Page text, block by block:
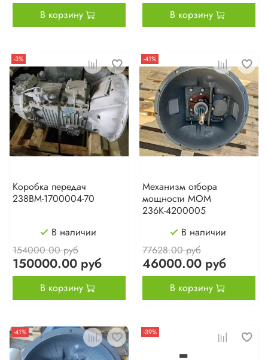
В корзину В корзину
-3%
Коробка передач
238ВМ-1700004-70
В наличии
154000.00 руб
150000.00 руб
В корзину
-41%
Механизм отбора
мощности МОМ
236К-4200005
В наличии
77628.00 руб
46000.00 руб
В корзину
-41% -39%